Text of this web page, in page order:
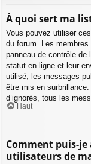
À quoi sert ma
Vous pouvez utiliser
du forum. Les
panneau de contrôle de
statut en ligne et leur
utilisé, les messages
être mis en
d’ignorés, tous les
Haut
Comment puis-
utilisateurs de